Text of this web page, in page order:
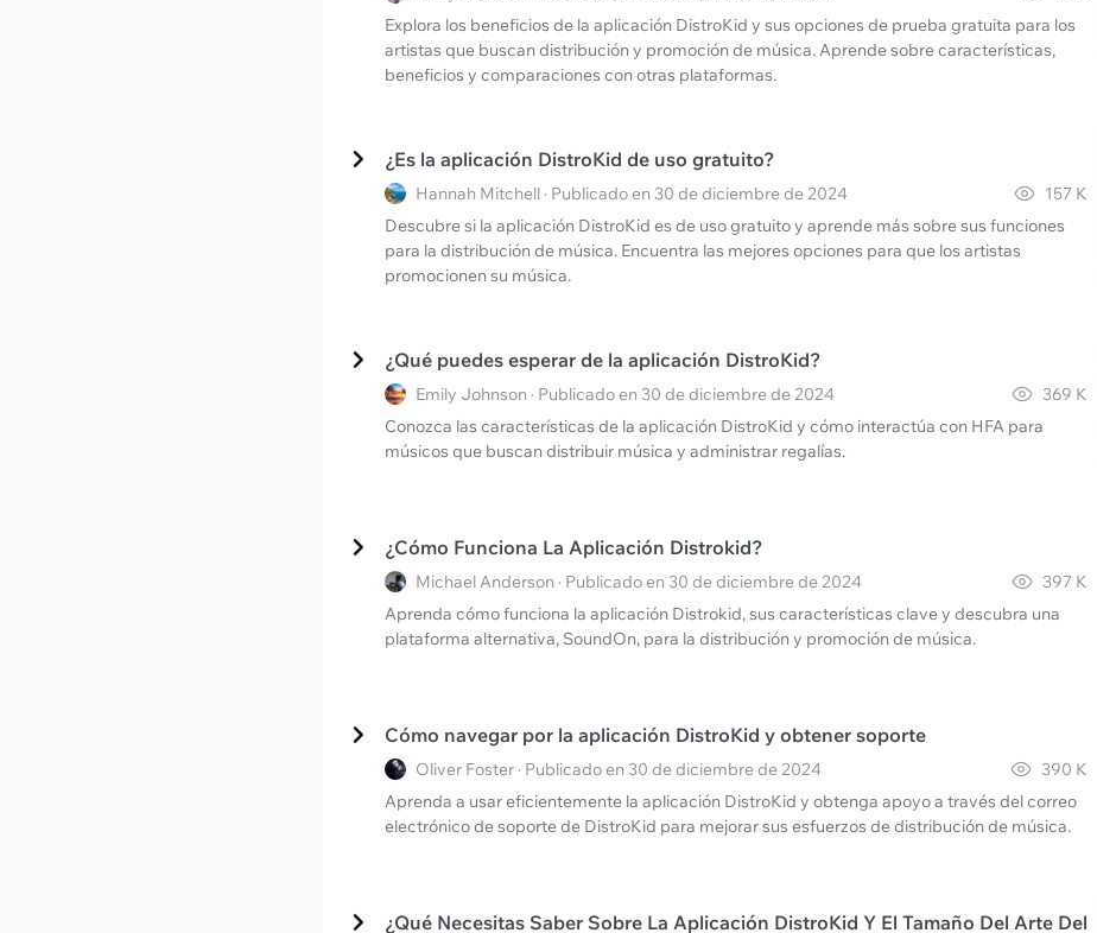
Explora los beneficios de la aplicación DistroKid y sus opciones de prueba gratuita para los
artistas que buscan distribución y promoción de música. Aprende sobre características,
beneficios y comparaciones con otras plataformas.
¿Es la aplicación DistroKid de uso gratuito?
Hannah Mitchell · Publicado en 30 de diciembre de 2024
157 K
Descubre si la aplicación DistroKid es de uso gratuito y aprende más sobre sus funciones
para la distribución de música. Encuentra las mejores opciones para que los artistas
promocionen su música.
¿Qué puedes esperar de la aplicación DistroKid?
Emily Johnson · Publicado en 30 de diciembre de 2024
369 K
Conozca las características de la aplicación DistroKid y cómo interactúa con HFA para
músicos que buscan distribuir música y administrar regalías.
¿Cómo Funciona La Aplicación Distrokid?
Michael Anderson · Publicado en 30 de diciembre de 2024
397 K
Aprenda cómo funciona la aplicación Distrokid, sus características clave y descubra una
plataforma alternativa, SoundOn, para la distribución y promoción de música.
Cómo navegar por la aplicación DistroKid y obtener soporte
Oliver Foster · Publicado en 30 de diciembre de 2024
390 K
Aprenda a usar eficientemente la aplicación DistroKid y obtenga apoyo a través del correo
electrónico de soporte de DistroKid para mejorar sus esfuerzos de distribución de música.
¿Qué Necesitas Saber Sobre La Aplicación DistroKid Y El Tamaño Del Arte Del